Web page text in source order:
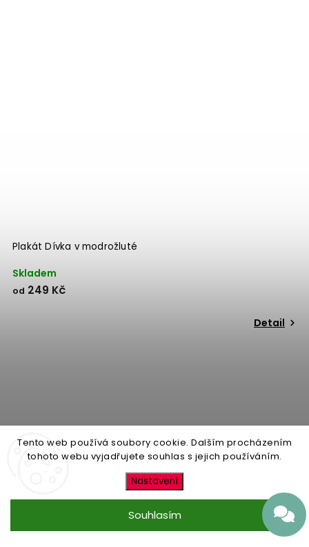
Tento web používá soubory cookie. Dalším procházením
tohoto webu vyjadřujete souhlas s jejich používáním.
Nastavení
Souhlasím
Plakát Dívka v modrožluté
Skladem
od 249 Kč
Detail